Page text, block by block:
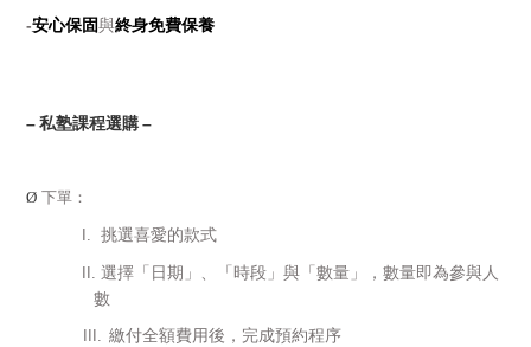
-安心保固與終身免費保養
–私塾課程選購–
Ø 下單：
I. 挑選喜愛的款式
II. 選擇 「日期」、「時段」與「數量」，數量即為參與人
數
III. 繳付全額費用後，完成預約程序